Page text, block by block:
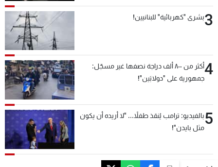
3بشرى "كهربائية" للبنانيين!
4
أكثر من ٨٠٠ ألف دراجة نصفها غير مسجّل:
جمهورية على "دولابَين"!
5بالفيديو: ترامب يُنقذ طفلاً... "لا أريده أن يكون
مثل بايدن"!